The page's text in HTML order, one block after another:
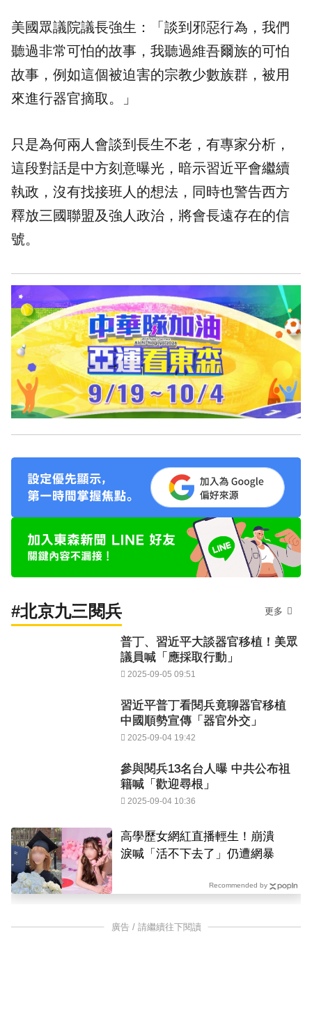
美國眾議院議長強生：「談到邪惡行為，我們
聽過非常可怕的故事，我聽過維吾爾族的可怕
故事，例如這個被迫害的宗教少數族群，被用
來進行器官摘取。」
只是為何兩人會談到長生不老，有專家分析，
這段對話是中方刻意曝光，暗示習近平會繼續
執政，沒有找接班人的想法，同時也警告西方
釋放三國聯盟及強人政治，將會長遠存在的信
號。
#北京九三閱兵 更多
普丁、習近平大談器官移植！美眾
議員喊「應採取行動」
2025-09-05 09:51
習近平普丁看閱兵竟聊器官移植
中國順勢宣傳「器官外交」
2025-09-04 19:42
參與閱兵13名台人曝 中共公布祖
籍喊「歡迎尋根」
2025-09-04 10:36
高學歷女網紅直播輕生！崩潰
淚喊「活不下去了」仍遭網暴
Recommended by
廣告 / 請繼續往下閱讀